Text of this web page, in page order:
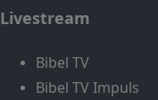
Livestream
Bibel TV
Bibel TV Impuls